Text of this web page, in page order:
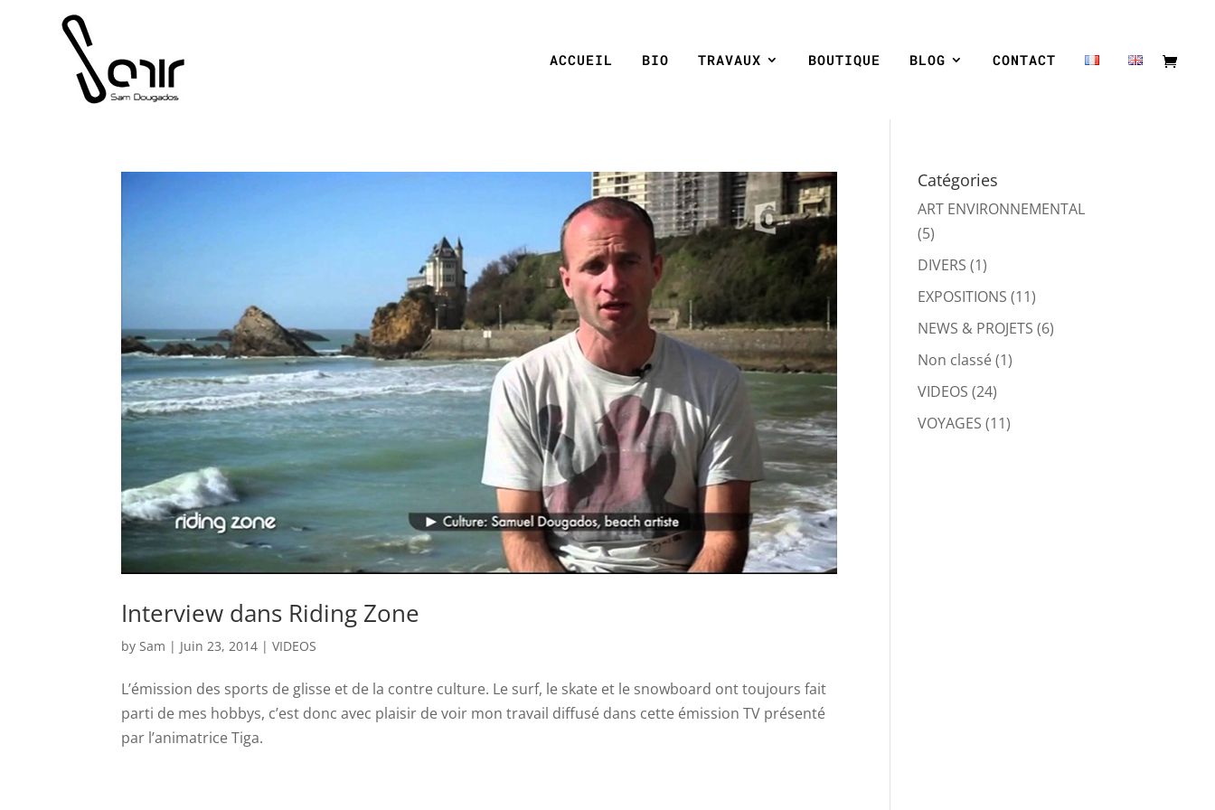
ACCUEIL BIO TRAVAUX BOUTIQUE BLOG CONTACT
Interview dans Riding Zone
bySam | Juin 23, 2014 |VIDEOS
L’émission des sports de glisse et de la contre culture. Le surf, le skate et le snowboard ont toujours fait
parti de mes hobbys, c’est donc avec plaisir de voir mon travail diffusé dans cette émission TV présenté
par l’animatrice Tiga.
Catégories
ART ENVIRONNEMENTAL
(5)
DIVERS (1)
EXPOSITIONS (11)
NEWS & PROJETS (6)
Non classé(1)
VIDEOS (24)
VOYAGES (11)